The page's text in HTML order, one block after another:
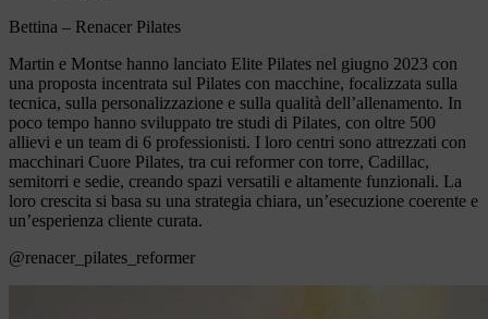
Bettina – Renacer Pilates
Martin e Montse hanno lanciato Elite Pilates nel giugno 2023 con
una proposta incentrata sul Pilates con macchine, focalizzata sulla
tecnica, sulla personalizzazione e sulla qualità dell’allenamento. In
poco tempo hanno sviluppato tre studi di Pilates, con oltre 500
allievi e un team di 6 professionisti. I loro centri sono attrezzati con
macchinari Cuore Pilates, tra cui reformer con torre, Cadillac,
semitorri e sedie, creando spazi versatili e altamente funzionali. La
loro crescita si basa su una strategia chiara, un’esecuzione coerente e
un’esperienza cliente curata.
@renacer_pilates_reformer